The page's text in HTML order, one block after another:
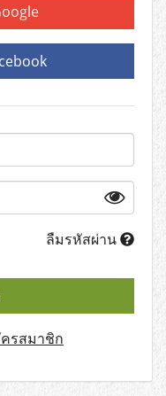
ลืมรหัสผ่าน
รสมาชิก